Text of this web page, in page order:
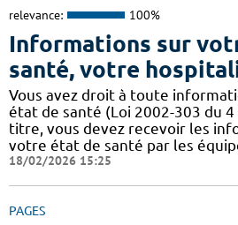
relevance: 100%
Informations sur
santé, votre
Vous avez droit à toute
état de santé (Loi 2002-303 du 4
titre, vous devez recevoir les
votre état de santé par les
18/02/2026 15:25
PAGES